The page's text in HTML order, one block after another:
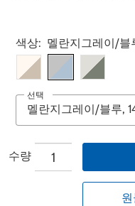
Select product
색상: 멜란지그레이/블
선택
수량